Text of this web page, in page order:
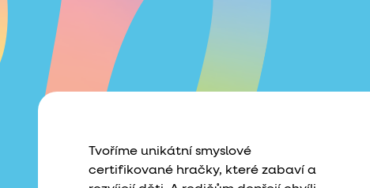
Tvoříme unikátní smyslové
certifikované hračky, které zabaví a